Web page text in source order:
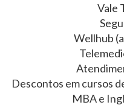
Vale
Wellhub
Descontos em cursos
MBA e